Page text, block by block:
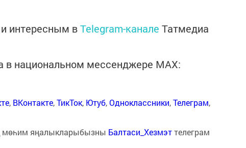
интересным вTelegram-канале Татмедиа
в национальном мессенджере MАХ:
, ВКонтакте,ТикТок, Ютуб,Одноклассники,Телеграм,
яңалыкларыбызны Балтаси_Хезмэттелеграм